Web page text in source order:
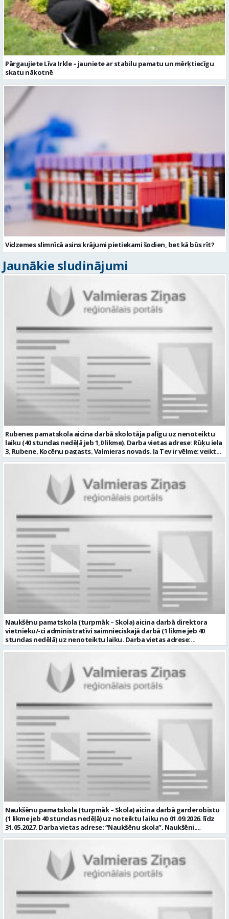
Pārgaujiete Līva Irkle – jauniete ar stabilu pamatu un mērķtiecīgu
skatu nākotnē
Vidzemes slimnīcā asins krājumi pietiekami šodien, bet kā būs rīt?
Jaunākie sludinājumi
Rubenes pamatskola aicina darbā skolotāja palīgu uz nenoteiktu
laiku (40 stundas nedēļā jeb 1,0 likme). Darba vietas adrese: Rūķu iela
3, Rubene, Kocēnu pagasts, Valmieras novads. Ja Tev ir vēlme: veikt
bērnu aprūpi ikdienā; sadarboties ar grupas skolotājām, sniegt
uzvedības un higiēnas iemaņas; rūpēties par bērnu dienas režīma
ievērošanu; nodrošināt telpu, inventāra tīrību un kārtību; un ja Tev
ir: vismaz vispārējā vidējā izglītība (vēlams praktiskā pieredze darbā
ar bērniem); valsts valodas prasmes atbilstoši Valsts valodas likuma
prasībām; kompetences: prasme plānot, organizēt un kvalitatīvi
veikt savu darbu, disciplinētība; pozitīva, radoša un atbildīga
attieksme pret darbu; psiholoģiskā noturība un augsta saskarsmes
kultūra; pozitīva un atbildīga attieksme pret darbu; mēs
piedāvājam: pamatalgu pārbaudes laikā 780,00 EUR pirms nodokļu
nomaksas, pēc pārbaudes laika 850 EUR pirms nodokļu nomaksas;
iespēju saņemt atvaļinājuma pabalstu par labu darba sniegumu;
darba devēja līdzfinansētu veselības apdrošināšanu pēc pārbaudes
laika beigām, kā arī citas sociālās garantijas atbilstoši darba
rezultātiem un normatīvajos aktos noteiktajam; drošu, estētisku
un sakārtotu darba vidi. Pieteikuma vēstuli, profesionālās darbības
aprakstu (CV), lūdzam iesniegt elektroniski, nosūtot uz e-pastu:
rubenes.pamatskola@valmiera.edu.lv ar norādi “Skolotāja palīga
vakance” līdz 2026. gada 16.augustam plkst. 12.00. Tālrunis papildu
informācijai: 29487602 Profesija: SKOLOTĀJA PALĪGS Darba vietas
adrese: LATVIJA, Rūķu iela 3, Rubene, Kocēnu pag., Valmieras nov.
Darbības joma: Izglītība / Zinātne Pieteikto vietu skaits: 1 Aktuāla
līdz: 2026-08-16 Kontaktpersona:
rubenes.pamatskola@valmiera.edu.lv 29487602 Izglītības līmenis:
Vispārējā vidējā izglītība
Naukšēnu pamatskola (turpmāk – Skola) aicina darbā direktora
vietnieku/-ci administratīvi saimnieciskajā darbā (1 likme jeb 40
stundas nedēļā) uz nenoteiktu laiku. Darba vietas adrese:
“Naukšēnu skola”, Naukšēni, Naukšēnu pagasts, Valmieras novads.
kontrolēt tehnisko darbinieku darbu, nodrošinot saimniecisko
darbu izpildi; • piedalīties Skolas budžeta plānošanā, izpildes
kontrolē un iepirkuma procedūras izstrādē un organizēšanā,
nodrošināt Skolas racionālu resursu izmantošanu; • iegādāties
nepieciešamo inventāru, instrumentus un citas materiālās vērtības,
nepieciešamības gadījumos sastādīt tehnisko specifikāciju un veikt
tirgus izpēti; • sekot darba aizsardzības un ugunsdrošības
noteikumu ievērošanai Skolā; • nodrošināt Skolas inženiertīklu
(elektrotīkla, signalizācijas, ūdensvada un kanalizācijas, apkures
sistēmas) savlaicīgu tehnisko apkopi un profilaktisko apkalpošanu,
uzturēšanu kārtībā un piedalīties šajā darbā; • piedalīties Skolas
attīstības plānošanā; • iesaistīties Skolas attīstības mērķu un
uzdevumu īstenošanā, kā arī Skolas īstenotajos projektos; • veikt
Skolas materiālo vērtību uzskaiti, kontroli, piedalīties
inventarizācijas komisijas darbā; un Tev ir: • vēlama augstākā
izglītība; • vēlama izglītības iestādes saimniecisko darbu
valsts valodas prasmes atbilstoši Valsts valodas likuma prasībām; • B
kategorijas vadītāja apliecība; • kompetences: prasme plānot un
organizēt un kvalitatīvi veikt savu darbu; atbildības sajūta,
disciplinētība, precizitāte; komunikācijas un sadarbības prasmes;
psiholoģiskā noturība; prasme strādāt individuāli un komandā; •
labas prasmes darbam ar datoru un citu biroja tehniku; mēs
piedāvājam: • pamatalgu pārbaudes laikā 1052 EUR pirms nodokļu
nomaksas, pēc pārbaudes laika 1105 EUR pirms nodokļu nomaksas; •
iespēju saņemt atvaļinājuma pabalstu; • darba devēja līdzfinansētu
veselības apdrošināšanu pēc pārbaudes laika beigām, kā arī citas
normatīvajos aktos noteiktajam; • drošu, estētisku un sakārtotu
Naukšēnu pamatskola (turpmāk – Skola) aicina darbā garderobistu
(1 likme jeb 40 stundas nedēļā) uz noteiktu laiku no 01.09.2026. līdz
31.05.2027. Darba vietas adrese: “Naukšēnu skola”, Naukšēni,
Naukšēnu pagasts, Valmieras novads. Ja Tev ir vēlme: • izglītojamo
mobilo tālruņu pieņemšana drošā uzglabāšanā pirms mācību
stundām un to izsniegšana pēc stundu beigām) pieņemšana,
uzglabāšana un izsniegšana; • kārtības un tīrības uzturēšana
garderobes telpās; • bērnu un apmeklētāju laipna un apzinīga
apkalpošana. un Tev ir: • vēlama pamata vai vidējā izglītība; • valsts
valodas prasmes atbilstoši Valsts valodas likuma prasībām; •
kompetences: prasme plānot un organizēt un kvalitatīvi veikt savu
darbu; atbildības sajūta, disciplinētība, precizitāte; komunikācijas